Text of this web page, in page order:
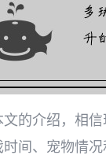
文的介绍，相
时间、宠物情